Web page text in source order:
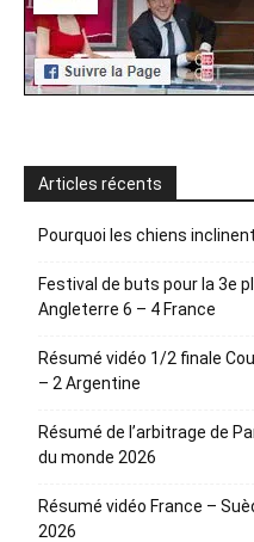
Articles récents
Pourquoi les chiens
Festival de buts pour la 3e
Angleterre 6 – 4 France
Résumé vidéo 1/2 finale
– 2 Argentine
Résumé de l’arbitrage de
du monde 2026
Résumé vidéo France –
2026